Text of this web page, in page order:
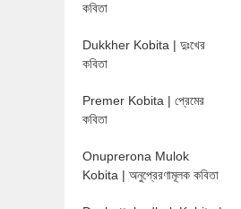
কবিতা
Dukkher Kobita | দুঃখের
কবিতা
Premer Kobita | প্রেমের
কবিতা
Onuprerona Mulok
Kobita | অনুপ্রেরণামূলক কবিতা